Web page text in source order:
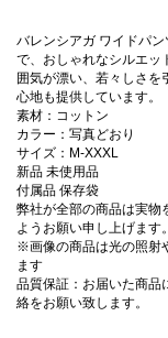
バレンシアガ ワイドパ
で、おしゃれなシルエッ
囲気が漂い、若々しさを
心地も提供しています。
素材：コットン
カラー：写真どおり
サイズ：M-XXXL
新品 未使用品
付属品 保存袋
弊社が全部の商品は実物
ようお願い申し上げます。
※画像の商品は光の照射
ます
品質保証：お届いた商品
絡をお願い致します。